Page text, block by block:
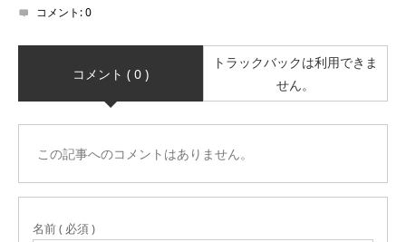
コメント:0
コメント ( 0 )
トラックバックは利用できま
せん。
この記事へのコメントはありません。
名前 ( 必須 )